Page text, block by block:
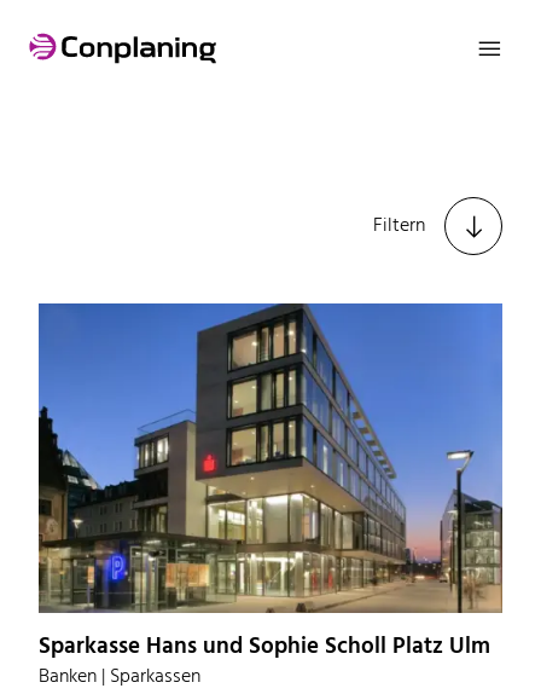

Banken Sparkassen
Filtern 
Sparkasse Hans und Sophie Scholl Platz Ulm
Banken | Sparkassen